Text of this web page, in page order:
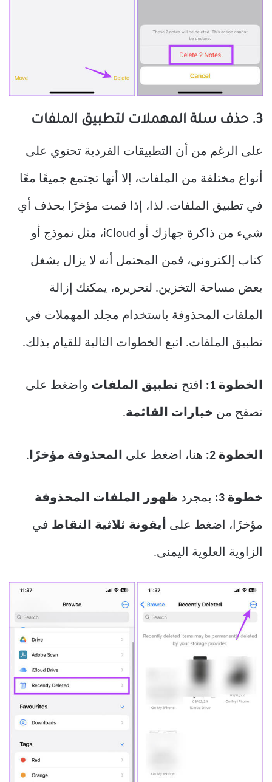
3. حذف سلة المهملات لتطبيق الملفات
على الرغم من أن التطبيقات الفردية تحتوي على
أنواع مختلفة من الملفات، إلا أنها تجتمع جميعًا معًا
في تطبيق الملفات. لذا، إذا قمت مؤخرًا بحذف أي
شيء من ذاكرة جهازك أو iCloud، مثل نموذج أو
كتاب إلكتروني، فمن المحتمل أنه لا يزال يشغل
بعض مساحة التخزين. لتحريره، يمكنك إزالة
الملفات المحذوفة باستخدام مجلد المهملات في
تطبيق الملفات. اتبع الخطوات التالية للقيام بذلك.
الخطوة 1: افتح تطبيق الملفات واضغط على
تصفح من خيارات القائمة.
الخطوة 2: هنا، اضغط على المحذوفة مؤخرًا .
خطوة 3: بمجرد ظهور الملفات المحذوفة
مؤخرًا، اضغط على أيقونة ثلاثية النقاط في
الزاوية العلوية اليمنى.